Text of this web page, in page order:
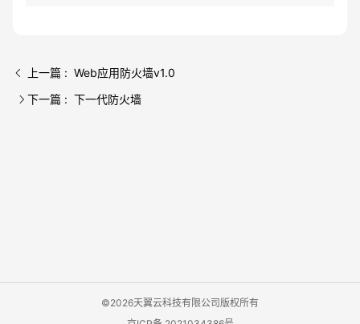
上一篇 : Web应用防火墙v1.0
下一篇 : 下一代防火墙
©2026天翼云科技有限公司版权所有